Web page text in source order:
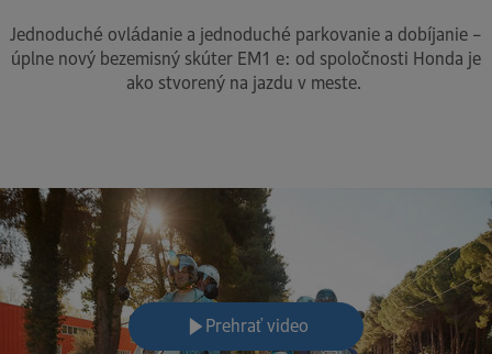
Jednoduché ovládanie a jednoduché parkovanie a dobíjanie –
úplne nový bezemisný skúter EM1 e: od spoločnosti Honda je
ako stvorený na jazdu v meste.
Prehrať video